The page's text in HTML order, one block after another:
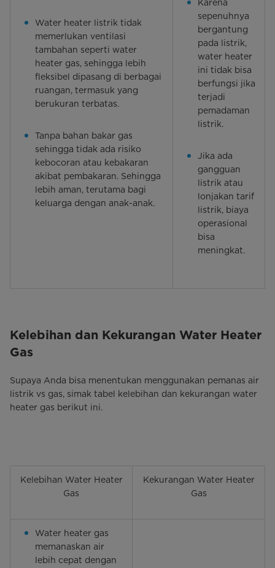
Water heater listrik tidak
memerlukan ventilasi
tambahan seperti water
heater gas, sehingga lebih
fleksibel dipasang di berbagai
ruangan, termasuk yang
berukuran terbatas.
Tanpa bahan bakar gas
sehingga tidak ada risiko
kebocoran atau kebakaran
akibat pembakaran. Sehingga
lebih aman, terutama bagi
keluarga dengan anak-anak.
Karena
sepenuhnya
bergantung
pada listrik,
water heater
ini tidak bisa
berfungsi jika
terjadi
pemadaman
listrik.
Jika ada
gangguan
listrik atau
lonjakan tarif
listrik, biaya
operasional
bisa
meningkat.
Kelebihan dan Kekurangan Water Heater
Gas
Supaya Anda bisa menentukan menggunakan pemanas air
listrik vs gas, simak tabel kelebihan dan kekurangan water
heater gas berikut ini.
Kelebihan Water Heater
Gas
Kekurangan Water Heater
Gas
Water heater gas
memanaskan air
lebih cepat dengan